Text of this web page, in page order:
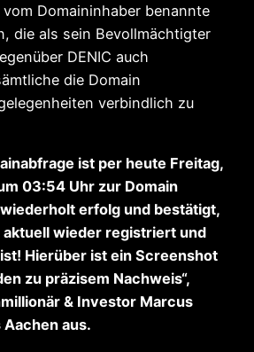
Domaininhaber benannte
die als sein Bevollmächtigter
DENIC auch
die Domain
verbindlich zu
ist per heute Freitag,
03:54 Uhr zur Domain
wiederholt erfolg und bestätigt,
aktuell wieder registriert und
Hierüber ist ein Screenshot
zu präzisem Nachweis“,
& Investor Marcus
aus.